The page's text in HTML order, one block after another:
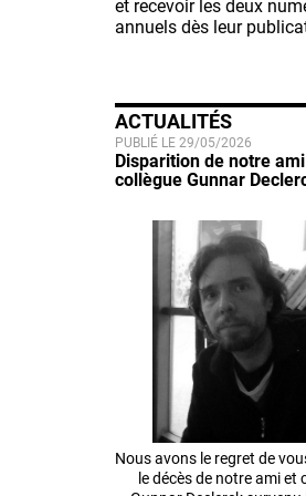
et recevoir les deux
annuels dès leur
ACTUALITÉS
PUBLIÉ LE 29/05/2026
Disparition de notre
collègue Gunnar
Nous avons le regret de
le décès de notre ami et